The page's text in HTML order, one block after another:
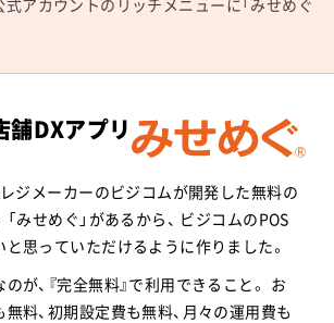
アカウントのリッチメニューに「みせめぐ
舗DXアプリ
レジメーカーのビジコムが開発した無料の
みせめぐ」があるから、
ビジコムのPOS
と思っていただけるように作りました。
が、『完全無料』で利用できること。
お
料、初期設定費も無料、月々の運用費も